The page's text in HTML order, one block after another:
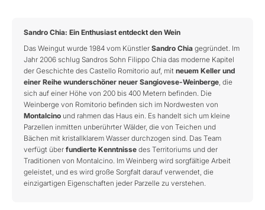
Sandro Chia: Ein Enthusiast entdeckt den Wein
Das Weingut wurde 1984 vom Künstler Sandro Chia gegründet. Im
Jahr 2006 schlug Sandros Sohn Filippo Chia das moderne Kapitel
der Geschichte des Castello Romitorio auf, mit neuem Keller und
einer Reihe wunderschöner neuer Sangiovese-Weinberge, die
sich auf einer Höhe von 200 bis 400 Metern befinden. Die
Weinberge von Romitorio befinden sich im Nordwesten von
Montalcino und rahmen das Haus ein. Es handelt sich um kleine
Parzellen inmitten unberührter Wälder, die von Teichen und
Bächen mit kristallklarem Wasser durchzogen sind. Das Team
verfügt über fundierte Kenntnisse des Territoriums und der
Traditionen von Montalcino. Im Weinberg wird sorgfältige Arbeit
geleistet, und es wird große Sorgfalt darauf verwendet, die
einzigartigen Eigenschaften jeder Parzelle zu verstehen.